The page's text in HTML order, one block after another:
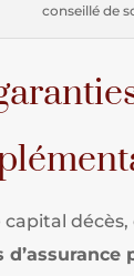
conseillé de
capital
d’assurance